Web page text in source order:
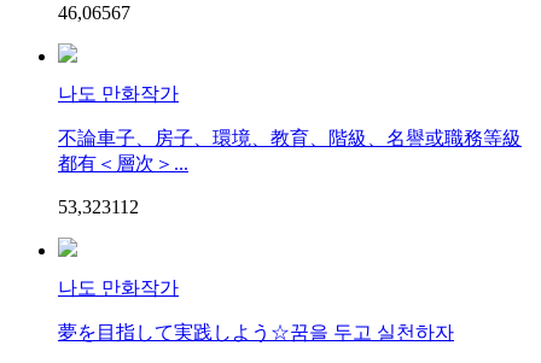
46,06567
나도 만화작가
不論車子、房子、環境、教育、階級、名譽或職務等級
都有＜層次＞...
53,32311 2
나도 만화작가
夢を目指して実践しよう☆꿈을 두고 실천하자